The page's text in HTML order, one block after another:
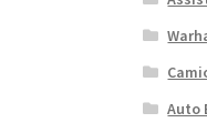
Auto